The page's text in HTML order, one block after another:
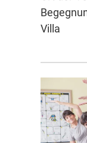
Villa